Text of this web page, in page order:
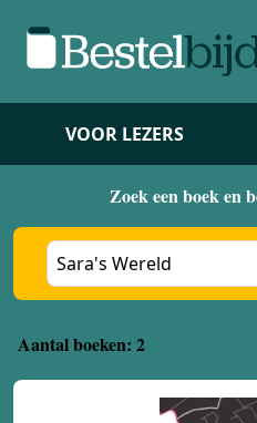
VOOR LEZERS
Zoek een boek en
Aantal boeken: 2